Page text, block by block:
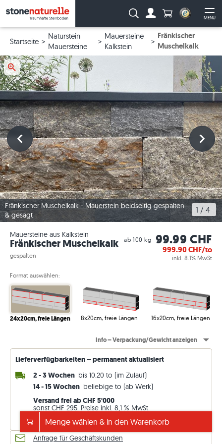
MENU
Suche: Anzahl
Startseite
Naturstein
Mauersteine
Mauersteine
Kalkstein
Fränkischer
Muschelkalk
Fränkischer Muschelkalk - Mauerstein beidseitig gespalten
& gesägt
1 / 4
Mauersteine aus Kalkstein
Fränkischer Muschelkalk
gespalten
ab 100 kg 99.99 CHF
999.90CHF/to
inkl. 8.1% MwSt
Format auswählen:
24x20cm, freie Längen 8x20cm, freie Längen 16x20cm, freie Längen
Info – Verpackung/Gewicht anzeigen
Lieferverfügbarkeiten – permanent aktualisiert
2 - 3 Wochen bis 10.20 to (im Zulauf)
14 - 15 Wochen beliebige to (ab Werk)
Versand frei ab CHF 5'000
sonst CHF 295. Preise inkl. 8,1 % MwSt.
Lieferdetails ansehen
Anfrage für Geschäftskunden
Menge wählen & in den Warenkorb